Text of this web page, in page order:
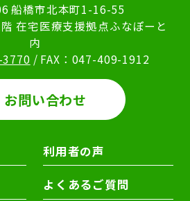
船橋市北本町1-16-55
在宅医療支援拠点ふなぽーと
内
/ FAX：047-409-1912
お問い合わせ
利用者の声
よくあるご質問